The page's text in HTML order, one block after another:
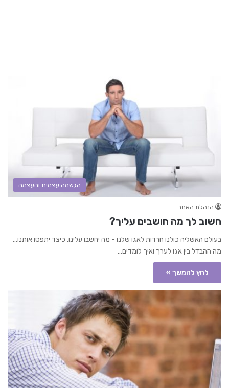
הגשמה עצמית והעצמה
הנהלת האתר
חשוב לך מה חושבים עליך?
בעולם האשליה כולנו חרדות לאגו שלנו - מה יחשבו עלינו, כיצד יתפסו אותנו...
מה ההבדל בין אגו לערך ואיך לומדים…
לחץ להמשך »